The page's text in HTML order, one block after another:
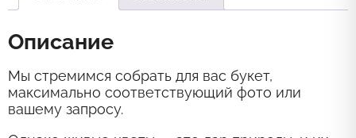
Описание
Мы стремимся собрать для вас букет,
максимально соответствующий фото или
вашему запросу.